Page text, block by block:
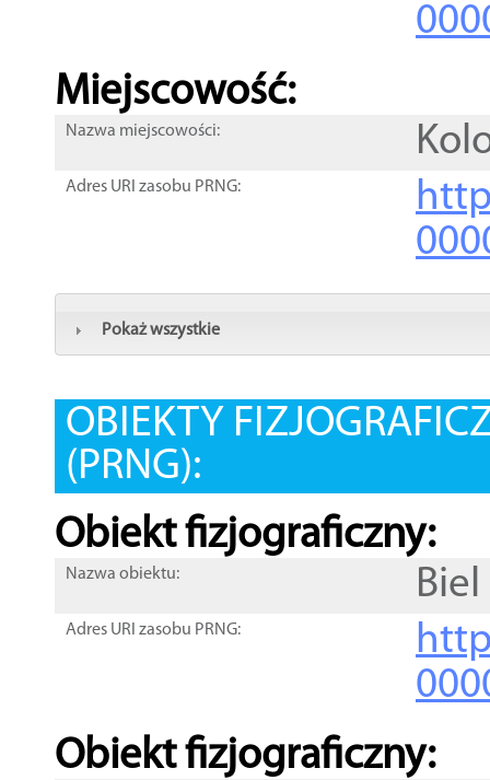
Miejscowość:
Nazwa miejscowości:
Adres URI zasobu PRNG:
Pokaż wszystkie
OBIEKTY
(PRNG):
Obiekt fizjograficzny:
Nazwa obiektu: Biel
Adres URI zasobu PRNG:
Obiekt fizjograficzny: